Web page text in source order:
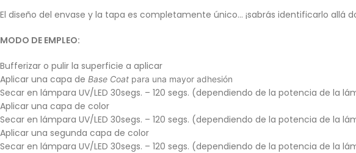
El diseño del envase y la tapa es completamente único… ¡sabrás identificarlo allá
MODO DE EMPLEO:
Bufferizar o pulir la superficie a aplicar
Aplicar una capa de Base Coat para una mayor adhesión
Secar en lámpara UV/LED 30segs. – 120 segs. (dependiendo de la potencia de la
Aplicar una capa de color
Secar en lámpara UV/LED 30segs. – 120 segs. (dependiendo de la potencia de la
Aplicar una segunda capa de color
Secar en lámpara UV/LED 30segs. – 120 segs. (dependiendo de la potencia de la